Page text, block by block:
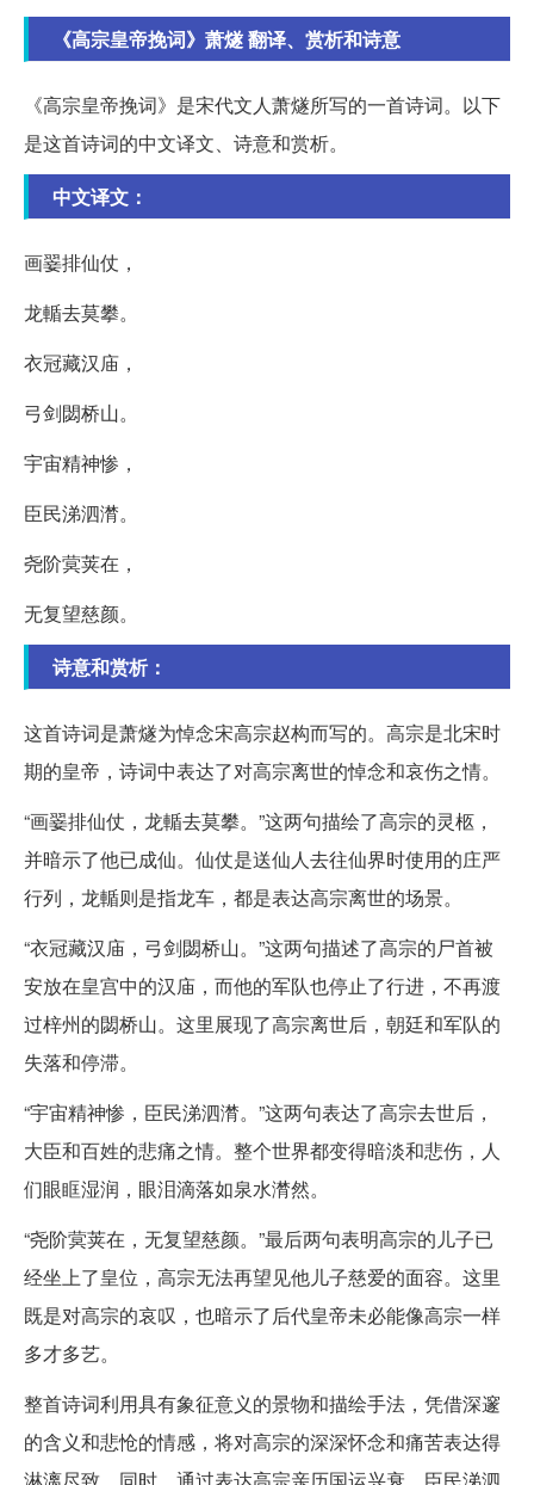
《高宗皇帝挽词》萧燧 翻译、赏析和诗意
《高宗皇帝挽词》是宋代文人萧燧所写的一首诗词。以下
是这首诗词的中文译文、诗意和赏析。
中文译文：
画翣排仙仗，
龙輴去莫攀。
衣冠藏汉庙，
弓剑閟桥山。
宇宙精神惨，
臣民涕泗潸。
尧阶蓂荚在，
无复望慈颜。
诗意和赏析：
这首诗词是萧燧为悼念宋高宗赵构而写的。高宗是北宋时
期的皇帝，诗词中表达了对高宗离世的悼念和哀伤之情。
“画翣排仙仗，龙輴去莫攀。”这两句描绘了高宗的灵柩，
并暗示了他已成仙。仙仗是送仙人去往仙界时使用的庄严
行列，龙輴则是指龙车，都是表达高宗离世的场景。
“衣冠藏汉庙，弓剑閟桥山。”这两句描述了高宗的尸首被
安放在皇宫中的汉庙，而他的军队也停止了行进，不再渡
过梓州的閟桥山。这里展现了高宗离世后，朝廷和军队的
失落和停滞。
“宇宙精神惨，臣民涕泗潸。”这两句表达了高宗去世后，
大臣和百姓的悲痛之情。整个世界都变得暗淡和悲伤，人
们眼眶湿润，眼泪滴落如泉水潸然。
“尧阶蓂荚在，无复望慈颜。”最后两句表明高宗的儿子已
经坐上了皇位，高宗无法再望见他儿子慈爱的面容。这里
既是对高宗的哀叹，也暗示了后代皇帝未必能像高宗一样
多才多艺。
整首诗词利用具有象征意义的景物和描绘手法，凭借深邃
的含义和悲怆的情感，将对高宗的深深怀念和痛苦表达得
淋漓尽致。同时，通过表达高宗亲历国运兴衰，臣民涕泗